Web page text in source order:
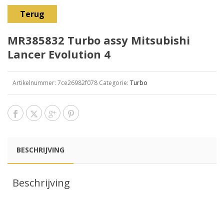
Terug
MR385832 Turbo assy Mitsubishi
Lancer Evolution 4
Artikelnummer: 7ce26982f078 Categorie: Turbo
BESCHRIJVING
Beschrijving